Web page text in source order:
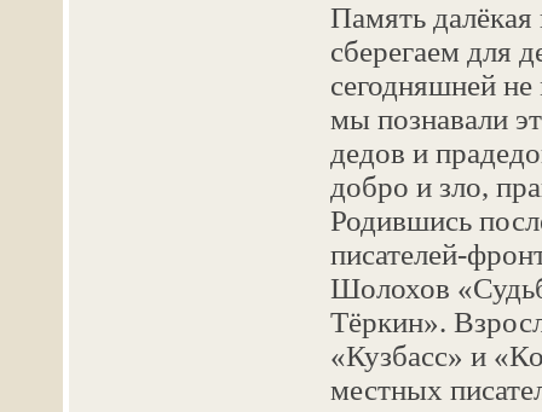
Память
сберегаем для
сегодняшней
мы познавали
дедов и
добро и зло,
Родившись
писателей-
Шолохов
Тёркин».
«Кузбасс» и
местных